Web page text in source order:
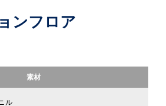
ンフロア
素材
ル